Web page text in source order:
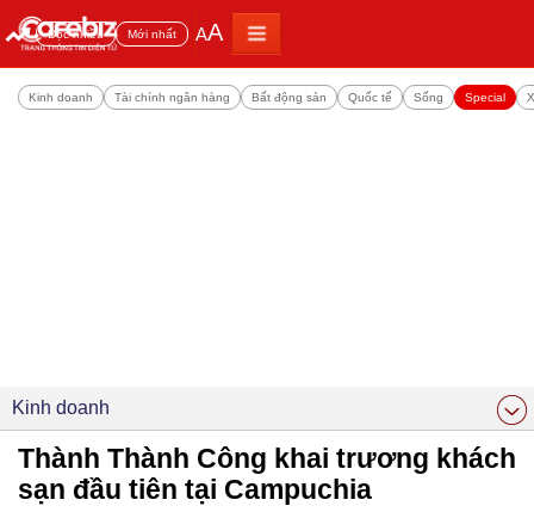
Đọc nhiều Mới nhất AA
Kinh doanh Tài chính ngân hàng Bất động sản Quốc tế Sống Special
Kinh doanh
Thành Thành Công khai trương khách
sạn đầu tiên tại Campuchia